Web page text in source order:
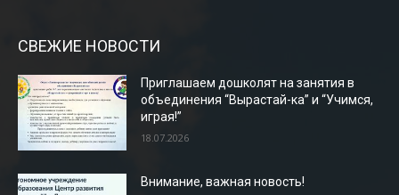
СВЕЖИЕ НОВОСТИ
Приглашаем дошколят на занятия в
объединения “Вырастай-ка” и “Учимся,
играя!”
18.07.2026
Внимание, важная новость!